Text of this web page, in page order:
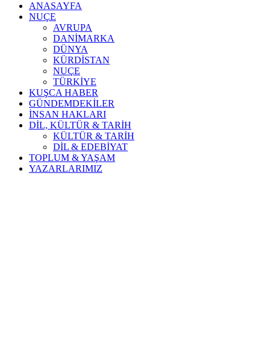
ANASAYFA
NUÇE
AVRUPA
DANİMARKA
DÜNYA
KÜRDİSTAN
NUÇE
TÜRKİYE
KUŞCA HABER
GÜNDEMDEKİLER
İNSAN HAKLARI
DİL, KÜLTÜR & TARİH
KÜLTÜR & TARİH
DİL & EDEBİYAT
TOPLUM & YAŞAM
YAZARLARIMIZ